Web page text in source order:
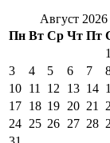
Август 2026
Пн Вт Ср Чт Пт
1
3
4 5 6 7
10 11 12 13 14
17 18 19 20 21
24 25 26 27 28